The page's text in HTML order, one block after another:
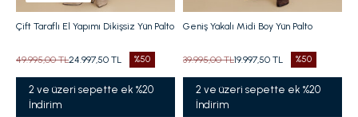
Çift Taraflı El Yapımı Dikişsiz Yün Palto
49.995,00 TL24.997,50 TL %50
2 ve üzeri sepette ek %20
İndirim
Geniş Yakalı Midi Boy Yün Palto
39.995,00 TL19.997,50 TL %50
2 ve üzeri sepette ek %20
İndirim